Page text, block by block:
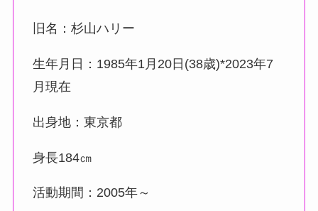
旧名：杉山ハリー
生年月日：1985年1月20日(38歳)*2023年7
月現在
出身地：東京都
身長184㎝
活動期間：2005年～